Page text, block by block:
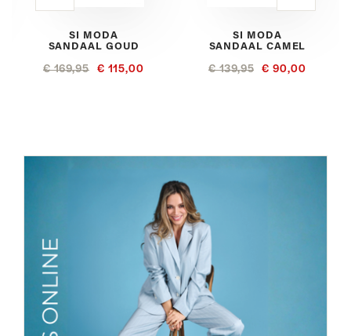
SI MODA
SANDAAL GOUD
€ 169,95 € 115,00
SI MODA
SANDAAL CAMEL
€ 139,95 € 90,00